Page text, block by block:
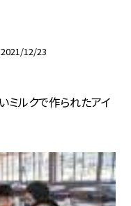
2021/12/23
ミルクで作られたアイ